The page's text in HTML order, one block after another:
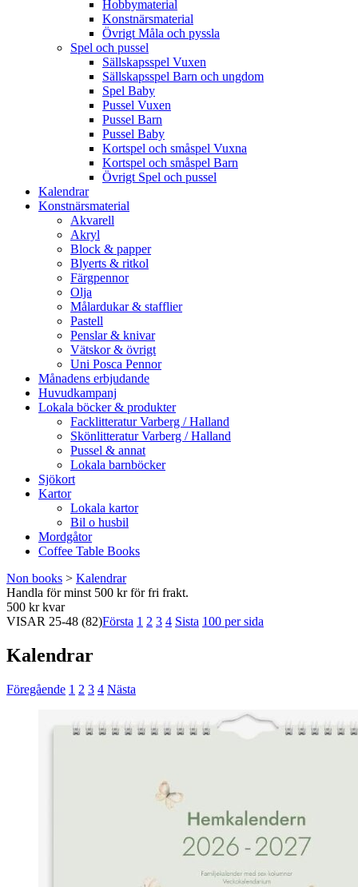
Hobbymaterial
Konstnärsmaterial
Övrigt Måla och pyssla
Spel och pussel
Sällskapsspel Vuxen
Sällskapsspel Barn och ungdom
Spel Baby
Pussel Vuxen
Pussel Barn
Pussel Baby
Kortspel och småspel Vuxna
Kortspel och småspel Barn
Övrigt Spel och pussel
Kalendrar
Konstnärsmaterial
Akvarell
Akryl
Block & papper
Blyerts & ritkol
Färgpennor
Olja
Målardukar & stafflier
Pastell
Penslar & knivar
Vätskor & övrigt
Uni Posca Pennor
Månadens erbjudande
Huvudkampanj
Lokala böcker & produkter
Facklitteratur Varberg / Halland
Skönlitteratur Varberg / Halland
Pussel & annat
Lokala barnböcker
Sjökort
Kartor
Lokala kartor
Bil o husbil
Mordgåtor
Coffee Table Books
Non books > Kalendrar
Handla för minst 500 kr för fri frakt.
500 kr kvar
VISAR 25-48 (82)Första 1 2 3 4 Sista 100 per sida
Kalendrar
Föregående 1 2 3 4 Nästa